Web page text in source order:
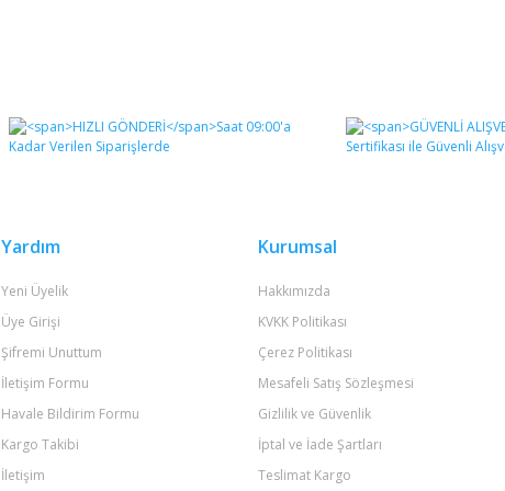
Yardım
Yeni Üyelik
Üye Girişi
Şifremi Unuttum
İletişim Formu
Havale Bildirim Formu
Kargo Takibi
İletişim
Kurumsal
Hakkımızda
KVKK Politikası
Çerez Politikası
Mesafeli Satış Sözleşmesi
Gizlilik ve Güvenlik
İptal ve İade Şartları
Teslimat Kargo